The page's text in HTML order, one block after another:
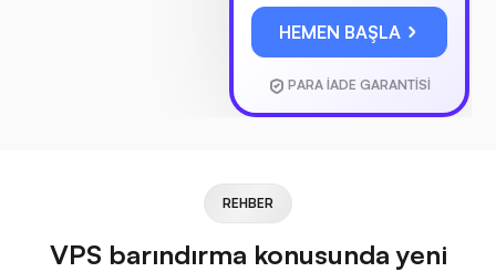
HEMEN BAŞLA
PARA İADE GARANTİSİ
REHBER
VPS barındırma konusunda yeni